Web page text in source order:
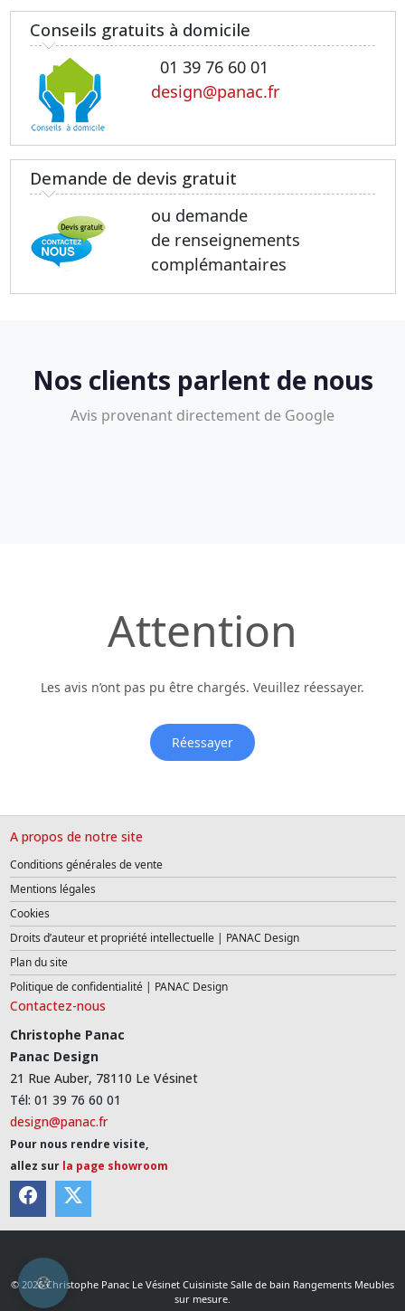
Conseils gratuits à domicile
01 39 76 60 01
design@panac.fr
Demande de devis gratuit
ou demande
de renseignements
complémantaires
Nos clients parlent de nous
Avis provenant directement de Google
Attention
Les avis n’ont pas pu être chargés. Veuillez réessayer.
Réessayer
A propos de notre site
Conditions générales de vente
Mentions légales
Cookies
Droits d’auteur et propriété intellectuelle | PANAC Design
Plan du site
Politique de confidentialité | PANAC Design
Contactez-nous
Christophe Panac
Panac Design
21 Rue Auber, 78110 Le Vésinet
Tél: 01 39 76 60 01
design@panac.fr
Pour nous rendre visite,
allez sur la page showroom
© 2026 Christophe Panac Le Vésinet Cuisiniste Salle de bain Rangements Meubles
sur mesure.